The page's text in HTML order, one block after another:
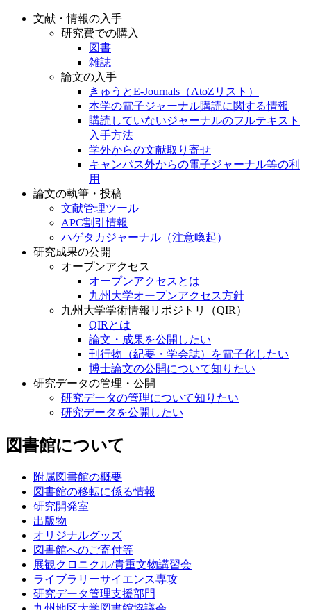
文献・情報の入手
研究費での購入
図書
雑誌
論文の入手
きゅうとE-Journals（AtoZリスト）
本学の電子ジャーナル購読に関する情報
購読していないジャーナルのフルテキスト
入手方法
学外からの文献取り寄せ
キャンパス外からの電子ジャーナル等の利
用
論文の執筆・投稿
文献管理ツール
APC割引情報
ハゲタカジャーナル（注意喚起）
研究成果の公開
オープンアクセス
オープンアクセスとは
九州大学オープンアクセス方針
九州大学学術情報リポジトリ（QIR）
QIRとは
論文・成果を公開したい
刊行物（紀要・学会誌）を電子化したい
博士論文の公開について知りたい
研究データの管理・公開
研究データの管理について知りたい
研究データを公開したい
図書館について
附属図書館の概要
図書館の移転に係る情報
研究開発室
出版物
オリジナルグッズ
図書館へのご寄付等
展観クロニクル/貴重文物講習会
ライブラリーサイエンス専攻
研究データ管理支援部門